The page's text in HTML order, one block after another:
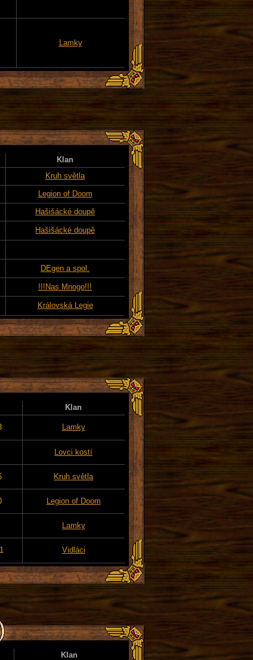
Lamky
Klan
Kruh světla
Legion of Doom
Hašišácké doupě
Hašišácké doupě
DEgen a spol.
!!!Nas Mnogo!!!
Královská Legie
Klan
Lamky
Lovci kostí
Kruh světla
Legion of Doom
Lamky
Vidláci
Klan